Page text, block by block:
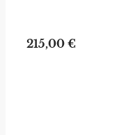
215,00 €